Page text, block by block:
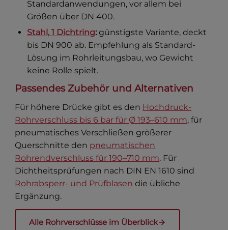
Standardanwendungen, vor allem bei
Größen über DN 400.
Stahl, 1 Dichtring: günstigste Variante, deckt
bis DN 900 ab. Empfehlung als Standard-
Lösung im Rohrleitungsbau, wo Gewicht
keine Rolle spielt.
Passendes Zubehör und Alternativen
Für höhere Drücke gibt es den Hochdruck-
Rohrverschluss bis 6 bar für Ø 193–610 mm, für
pneumatisches Verschließen größerer
Querschnitte den pneumatischen
Rohrendverschluss für 190–710 mm. Für
Dichtheitsprüfungen nach DIN EN 1610 sind
Rohrabsperr- und Prüfblasen die übliche
Ergänzung.
Alle Rohrverschlüsse im Überblick